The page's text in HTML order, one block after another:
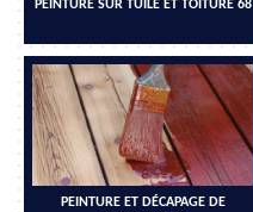
PEINTURE SUR TUILE ET TOITURE 68
PEINTURE ET DÉCAPAGE DE